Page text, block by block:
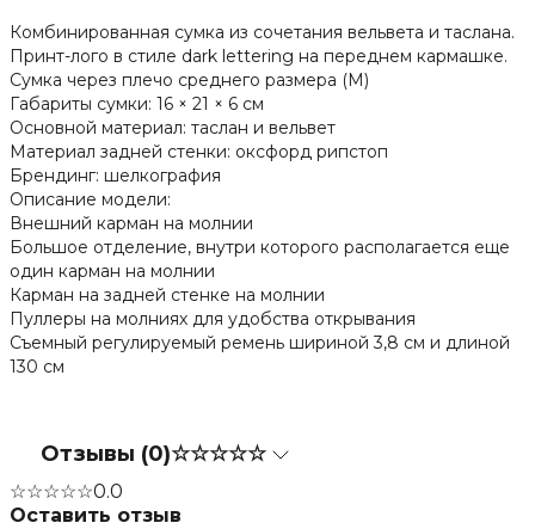
Комбинированная сумка из сочетания вельвета и таслана.
Принт-лого в стиле dark lettering на переднем кармашке.
Сумка через плечо среднего размера (M)
Габариты сумки: 16 × 21 × 6 см
Основной материал: таслан и вельвет
Материал задней стенки: оксфорд рипстоп
Брендинг: шелкография
Описание модели:
Внешний карман на молнии
Большое отделение, внутри которого располагается еще
один карман на молнии
Карман на задней стенке на молнии
Пуллеры на молниях для удобства открывания
Съемный регулируемый ремень шириной 3,8 см и длиной
130 см
Отзывы (0)☆☆☆☆☆
☆☆☆☆☆0.0
Оставить отзыв